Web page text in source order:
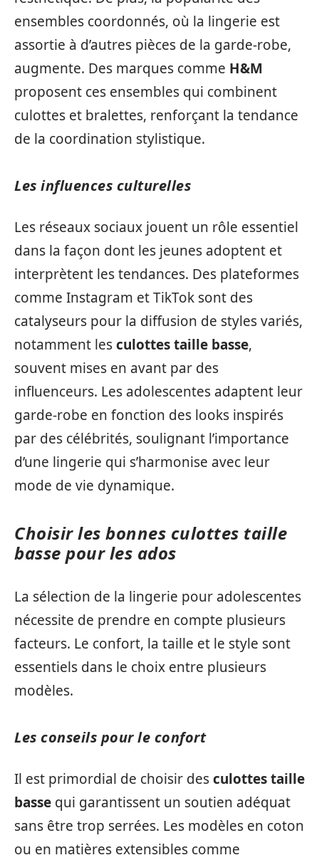
ensembles coordonnés, où la lingerie est
assortie à d’autres pièces de la garde-robe,
augmente. Des marques comme H&M
proposent ces ensembles qui combinent
culottes et bralettes, renforçant la tendance
de la coordination stylistique.
Les influences culturelles
Les réseaux sociaux jouent un rôle essentiel
dans la façon dont les jeunes adoptent et
interprètent les tendances. Des plateformes
comme Instagram et TikTok sont des
catalyseurs pour la diffusion de styles variés,
notamment lesculottes taille basse,
souvent mises en avant par des
influenceurs. Les adolescentes adaptent leur
garde-robe en fonction des looks inspirés
par des célébrités, soulignant l’importance
d’une lingerie qui s’harmonise avec leur
mode de vie dynamique.
Choisir les bonnes culottes taille
basse pour les ados
La sélection de la lingerie pour adolescentes
nécessite de prendre en compte plusieurs
facteurs. Le confort, la taille et le style sont
essentiels dans le choix entre plusieurs
modèles.
Les conseils pour le confort
Il est primordial de choisir desculottes taille
basse qui garantissent un soutien adéquat
sans être trop serrées. Les modèles en coton
ou en matières extensibles comme